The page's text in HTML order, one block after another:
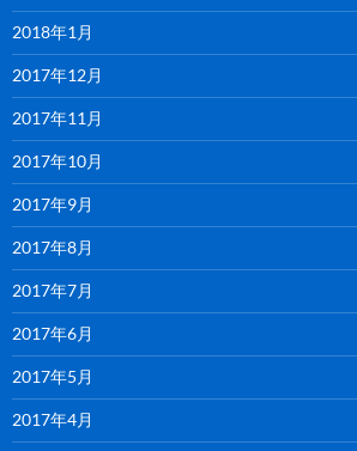
2018年1月
2017年12月
2017年11月
2017年10月
2017年9月
2017年8月
2017年7月
2017年6月
2017年5月
2017年4月